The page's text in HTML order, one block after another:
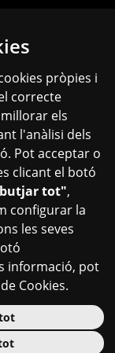
pròpies i
correcte
els
l'anàlisi dels
Pot acceptar o
clicant el botó
tot",
configurar la
les seves
informació, pot
Cookies.
cookies ·Configurar